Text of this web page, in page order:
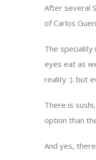
After several
of Carlos
The
eyes eat as
reality :). but
There is
option than
And yes,